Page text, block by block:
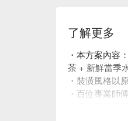
了解更多
・本方案內容
茶 + 新鮮當季
・裝潢風格以
・百位專業師